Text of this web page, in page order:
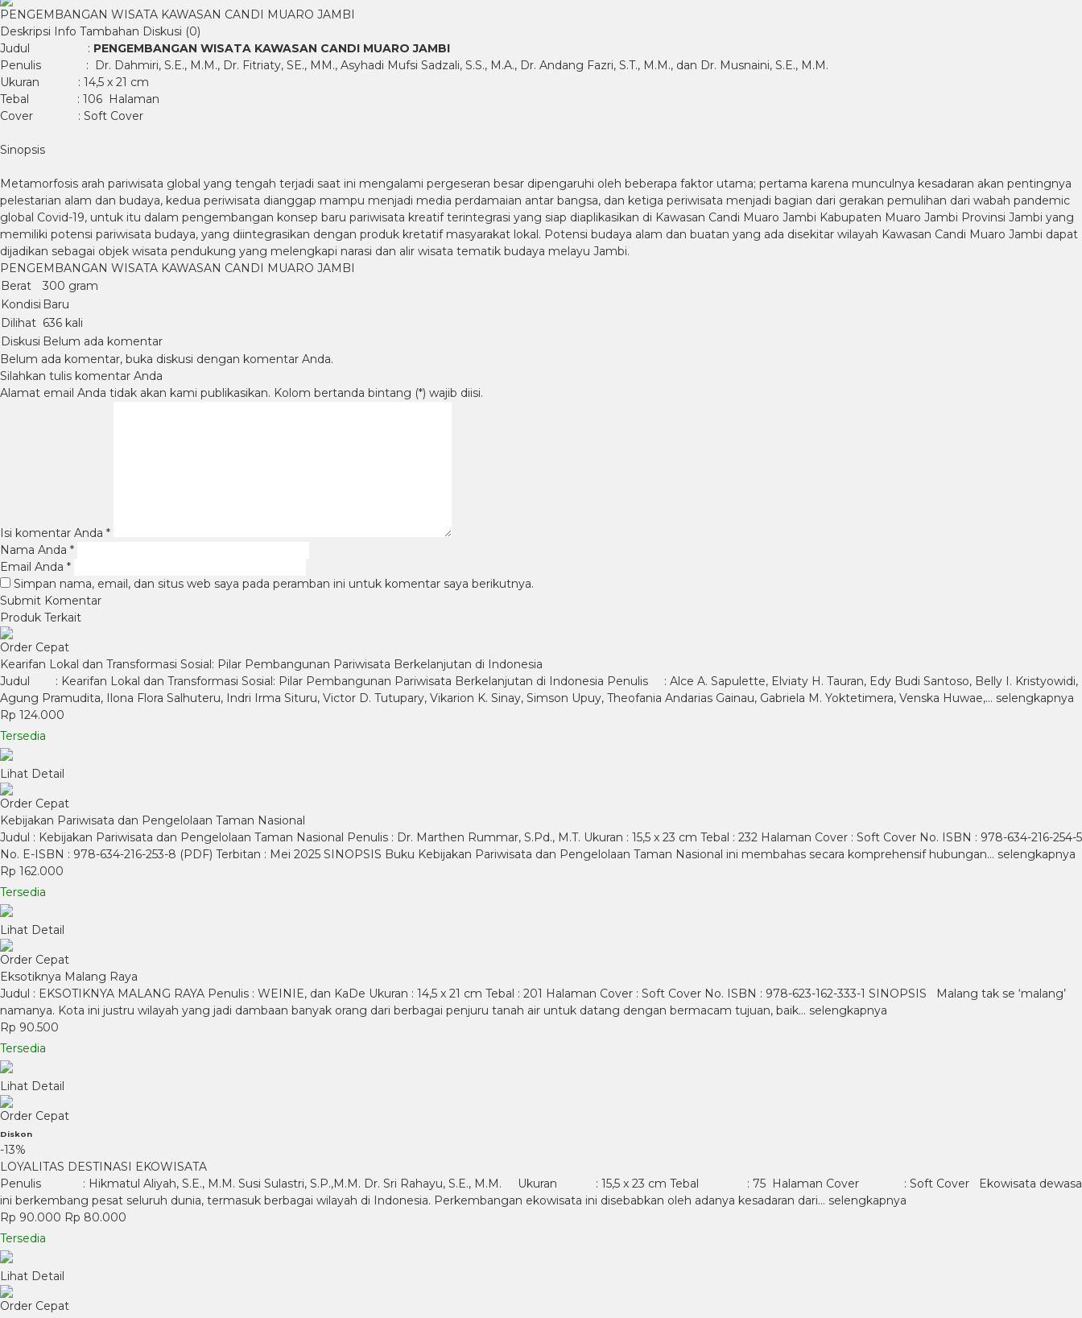
PENGEMBANGAN WISATA KAWASAN CANDI MUARO JAMBI
Deskripsi Info Tambahan Diskusi (0)
Judul : PENGEMBANGAN WISATA KAWASAN CANDI MUARO JAMBI
Penulis : Dr. Dahmiri, S.E., M.M., Dr. Fitriaty, SE., MM., Asyhadi Mufsi Sadzali, S.S., M.A., Dr. Andang Fazri, S.T., M.M., dan Dr. Musnaini, S.E., M.M.
Ukuran : 14,5 x 21 cm
Tebal : 106 Halaman
Cover : Soft Cover
Sinopsis
Metamorfosis arah pariwisata global yang tengah terjadi saat ini mengalami pergeseran besar dipengaruhi oleh beberapa faktor utama; pertama karena munculnya kesadaran akan pentingnya
pelestarian alam dan budaya, kedua periwisata dianggap mampu menjadi media perdamaian antar bangsa, dan ketiga periwisata menjadi bagian dari gerakan pemulihan dari wabah pandemic
global Covid-19, untuk itu dalam pengembangan konsep baru pariwisata kreatif terintegrasi yang siap diaplikasikan di Kawasan Candi Muaro Jambi Kabupaten Muaro Jambi Provinsi Jambi yang
memiliki potensi pariwisata budaya, yang diintegrasikan dengan produk kretatif masyarakat lokal. Potensi budaya alam dan buatan yang ada disekitar wilayah Kawasan Candi Muaro Jambi dapat
dijadikan sebagai objek wisata pendukung yang melengkapi narasi dan alir wisata tematik budaya melayu Jambi.
PENGEMBANGAN WISATA KAWASAN CANDI MUARO JAMBI
Berat
300 gram
Kondisi Baru
Dilihat 636 kali
Diskusi Belum ada komentar
Belum ada komentar, buka diskusi dengan komentar Anda.
Silahkan tulis komentar Anda
Alamat email Anda tidak akan kami publikasikan. Kolom bertanda bintang (*) wajib diisi.
Isi komentar Anda *
Nama Anda *
Email Anda *
Simpan nama, email, dan situs web saya pada peramban ini untuk komentar saya berikutnya.
Produk Terkait
Order Cepat
Kearifan Lokal dan Transformasi Sosial: Pilar Pembangunan Pariwisata Berkelanjutan di Indonesia
Judul : Kearifan Lokal dan Transformasi Sosial: Pilar Pembangunan Pariwisata Berkelanjutan di Indonesia Penulis : Alce A. Sapulette, Elviaty H. Tauran, Edy Budi Santoso, Belly I. Kristyowidi,
Agung Pramudita, Ilona Flora Salhuteru, Indri Irma Situru, Victor D. Tutupary, Vikarion K. Sinay, Simson Upuy, Theofania Andarias Gainau, Gabriela M. Yoktetimera, Venska Huwae,… selengkapnya
Rp 124.000
Tersedia
Lihat Detail
Order Cepat
Kebijakan Pariwisata dan Pengelolaan Taman Nasional
Judul : Kebijakan Pariwisata dan Pengelolaan Taman Nasional Penulis : Dr. Marthen Rummar, S.Pd., M.T. Ukuran : 15,5 x 23 cm Tebal : 232 Halaman Cover : Soft Cover No. ISBN : 978-634-216-254-5
No. E-ISBN : 978-634-216-253-8 (PDF) Terbitan : Mei 2025 SINOPSIS Buku Kebijakan Pariwisata dan Pengelolaan Taman Nasional ini membahas secara komprehensif hubungan… selengkapnya
Rp 162.000
Tersedia
Lihat Detail
Order Cepat
Eksotiknya Malang Raya
Judul : EKSOTIKNYA MALANG RAYA Penulis : WEINIE, dan KaDe Ukuran : 14,5 x 21 cm Tebal : 201 Halaman Cover : Soft Cover No. ISBN : 978-623-162-333-1 SINOPSIS Malang tak se ‘malang’
namanya. Kota ini justru wilayah yang jadi dambaan banyak orang dari berbagai penjuru tanah air untuk datang dengan bermacam tujuan, baik… selengkapnya
Rp 90.500
Tersedia
Lihat Detail
Order Cepat
Diskon
-13%
LOYALITAS DESTINASI EKOWISATA
Penulis : Hikmatul Aliyah, S.E., M.M. Susi Sulastri, S.P.,M.M. Dr. Sri Rahayu, S.E., M.M. Ukuran : 15,5 x 23 cm Tebal : 75 Halaman Cover : Soft Cover Ekowisata dewasa
ini berkembang pesat seluruh dunia, termasuk berbagai wilayah di Indonesia. Perkembangan ekowisata ini disebabkan oleh adanya kesadaran dari… selengkapnya
Rp 90.000 Rp 80.000
Tersedia
Lihat Detail
Order Cepat